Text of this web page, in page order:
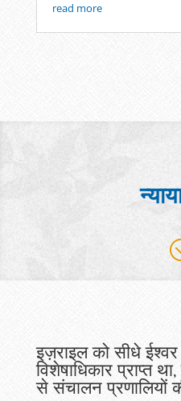
read more
इज़राइल को सीधे ईश्वर
विशेषाधिकार प्राप्त
से संचालन प्रणालियों